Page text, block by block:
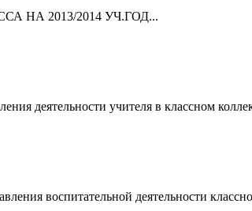
НА 2013/2014 УЧ.ГОД...
деятельности учителя в классном
воспитательной деятельности